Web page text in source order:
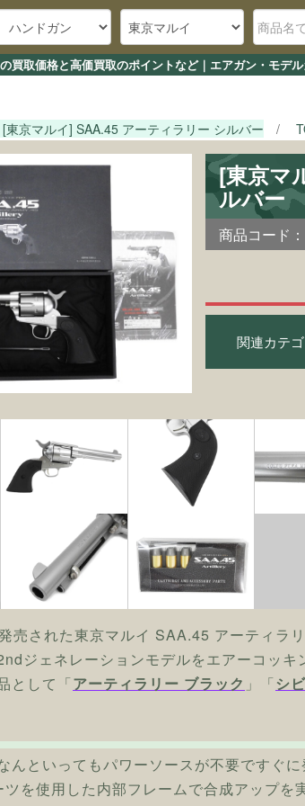
買取価格と高価買取のポイントなど｜エアガン・モデ
[東京マルイ] SAA.45 アーティラリー シルバー
[東京マ
ルバー
商品コード：
関連カテゴ
売された東京マルイ SAA.45 アーティラ
ジェネレーションモデルをエアーコッキ
として「アーティラリー ブラック 」「シ
んといってもパワーソースが不要ですぐ
を使用した内部フレームで合成アップ